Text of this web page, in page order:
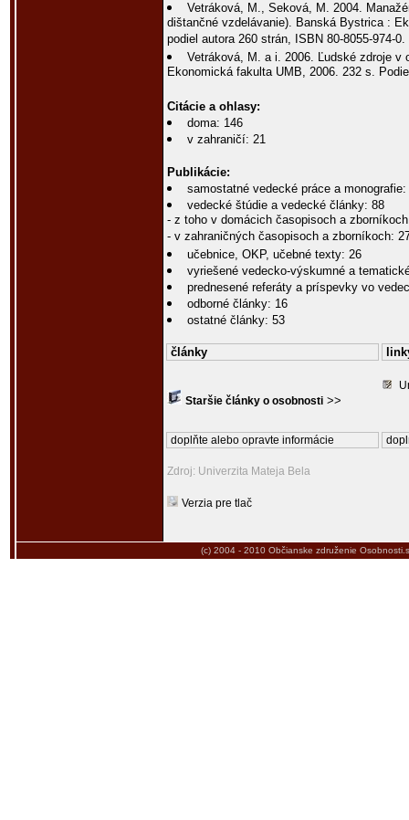
Vetráková, M., Seková, M. 2004.
dištančné vzdelávanie). Banská Bystrica :
podiel autora 260 strán, ISBN 80-8055-974-0.
Vetráková, M. a i. 2006. Ľudské zdroje v
Ekonomická fakulta UMB, 2006. 232 s.
Citácie a ohlasy:
doma: 146
v zahraničí: 21
Publikácie:
samostatné vedecké práce a monografie:
vedecké štúdie a vedecké články: 88
- z toho v domácich časopisoch a
- v zahraničných časopisoch a zborníkoch:
učebnice, OKP, učebné texty: 26
vyriešené vedecko-výskumné a
prednesené referáty a príspevky vo
odborné články: 16
ostatné články: 53
články
Staršie články o osobnosti >>
doplňte alebo opravte informácie
Zdroj: Univerzita Mateja Bela
Verzia pre tlač
(c) 2004 - 2010 Občianske združenie